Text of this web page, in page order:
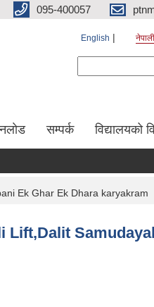
095-400057
English नेपाली
सम्पर्क विद्यालयको
Ek Ghar Ek Dhara karyakram
Lift,Dalit